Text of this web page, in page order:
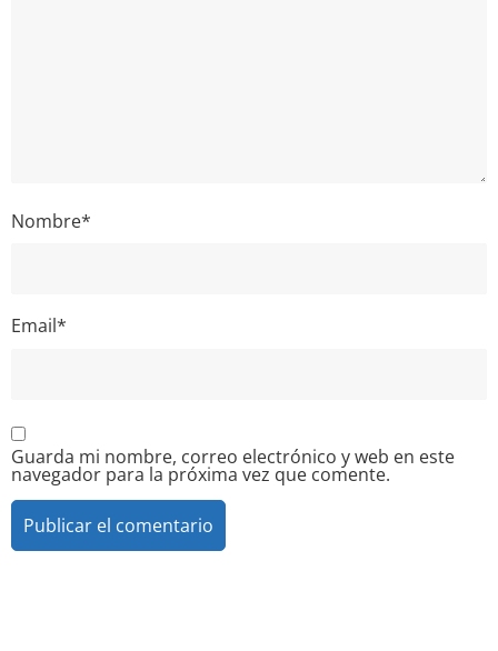
Nombre*
Email*
Guarda mi nombre, correo electrónico y web en este
navegador para la próxima vez que comente.